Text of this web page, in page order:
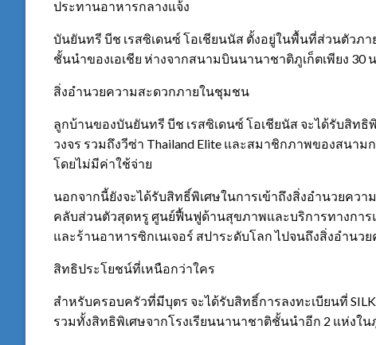
ประทานอาหารกลางแจ้ง
บันยันทรี บีช เรสซิเดนซ์ โอเชียนนัส ตั้งอยู่ในพื้นที่ส่วนตัวภ
ชั้นนำของเอเชีย ห่างจากสนามบินนานาชาติภูเก็ตเพียง 30
สิ่งอำนวยความสะดวกภายในชุมชน
ลูกบ้านของบันยันทรี บีช เรสซิเดนซ์ โอเชียนัส จะได้รับสิท
วงจร รวมถึงวีซ่า Thailand Elite และสมาชิกภาพของสนา
โดยไม่มีค่าใช้จ่าย
นอกจากนี้ยังจะได้รับสิทธิ์พิเศษในการเข้าถึงสิ่งอำนวยคว
คลับส่วนตัวสุดหรู ศูนย์ฟื้นฟูด้านสุขภาพและบริการทางการแ
และร้านอาหารซิกเนเจอร์ สปาระดับโลก ไปจนถึงสิ่งอำน
สิทธิประโยชน์ที่เหนือกว่าใคร
สำหรับครอบครัวที่มีบุตร จะได้รับสิทธิ์การลงทะเบียนที่
รวมทั้งสิทธิพิเศษจากโรงเรียนนานาชาติชั้นนำอีก 2 แห่งใน